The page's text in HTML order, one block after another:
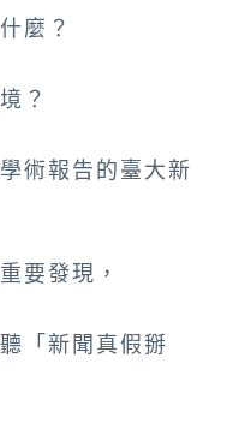
麼？
？
術報告的臺大新
要發現，
「新聞真假掰